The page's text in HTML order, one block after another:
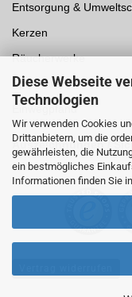
Diese Webseite
Technologien
Wir verwenden Cookies
Drittanbietern, um die
gewährleisten, die
ein bestmögliches
Informationen finden Sie
Entsorgung &
Kerzen
Räucherwerke
Spielwaren
Einwegpfand
Auszeichnungen /